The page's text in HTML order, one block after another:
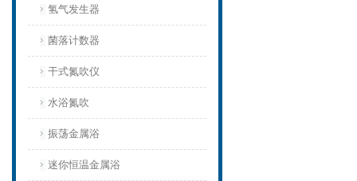
氢气发生器
菌落计数器
干式氮吹仪
水浴氮吹
振荡金属浴
迷你恒温金属浴